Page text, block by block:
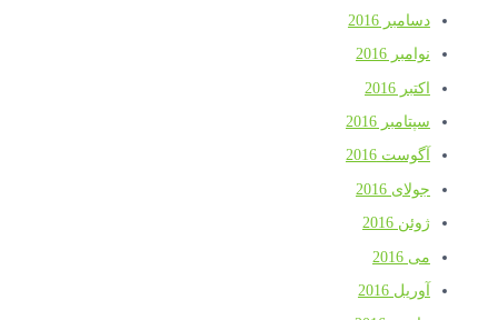
دسامبر 2016
نوامبر 2016
اکتبر 2016
سپتامبر 2016
آگوست 2016
جولای 2016
ژوئن 2016
می 2016
آوریل 2016